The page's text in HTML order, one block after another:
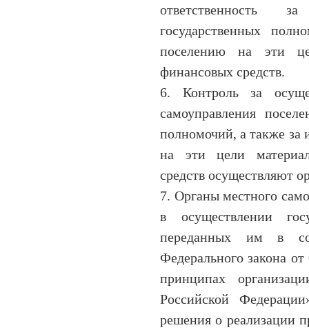
ответственность
государственных
поселению на эти
финансовых средств.
6. Контроль за
самоуправления
полномочий, а также за
на эти цели
средств осуществляют
7. Органы местного
в осуществлении
переданных им в
Федерального закона
принципах
Российской
решения о реализации